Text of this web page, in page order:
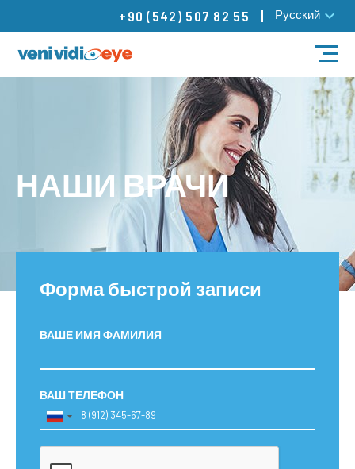
+90 (542) 507 82 55 Русский
ЛЕЧЕНИЕ
НАШИ ВРАЧИ
НАШИ ЦЕНТРЫ
Контакты
НАШИ ВРАЧИ
Форма быстрой записи
ВАШЕ ИМЯ ФАМИЛИЯ
ВАШ ТЕЛЕФОН